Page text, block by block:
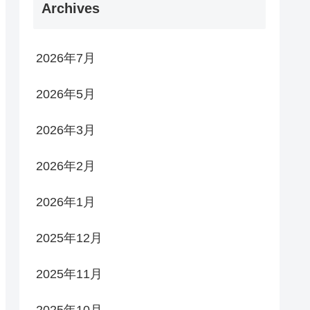
Archives
2026年7月
2026年5月
2026年3月
2026年2月
2026年1月
2025年12月
2025年11月